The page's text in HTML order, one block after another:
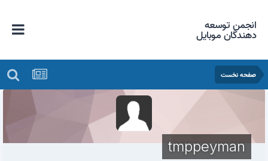
انجمن توسعه
دهندگان موبایل
صفحه نخست
tmppeyman